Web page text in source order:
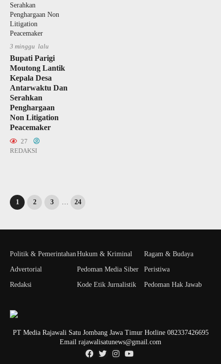
3 minggu lalu
Bupati Parigi
Moutong Lantik
Kepala Desa
Antarwaktu Dan
Serahkan
Penghargaan
Non Litigation
Peacemaker
27
REDAKSI
1 2 3 24
Politik & Pemerintahan
Advertorial
Redaksi
Hukum & Kriminal
Pedoman Media Siber
Kode Etik Jurnalistik
Ragam & Budaya
Peristiwa
Pedoman Hak Jawab
PT Media Rajawali Satu Jombang Jawa Timur Hotline 082337426695
Email rajawalisatunews@gmail.com